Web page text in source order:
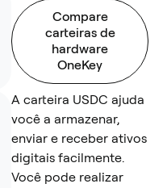
Compare
carteiras de
hardware
OneKey
A carteira USDC ajuda
você a armazenar,
enviar e receber ativos
digitais facilmente.
Você pode realizar